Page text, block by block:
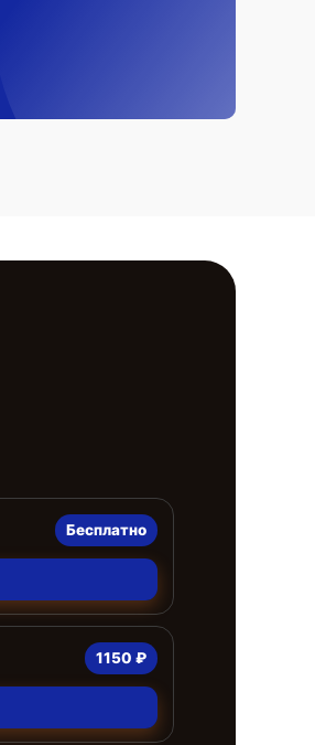
Бесплатно
1150 ₽